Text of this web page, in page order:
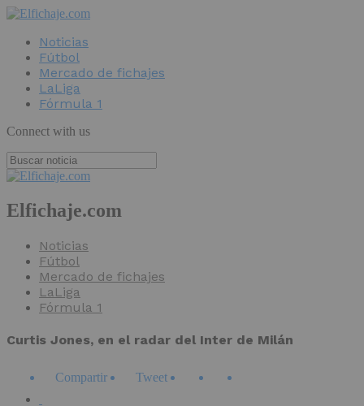
Noticias
Fútbol
Mercado de fichajes
LaLiga
Fórmula 1
Connect with us
Elfichaje.com
Noticias
Fútbol
Mercado de fichajes
LaLiga
Fórmula 1
Curtis Jones, en el radar del Inter de Milán
Compartir Tweet